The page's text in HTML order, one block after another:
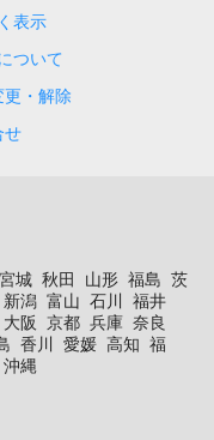
表示
ついて
・解除
せ
宮城 秋田 山形 福島 茨
新潟 富山 石川
福井
大阪 京都 兵庫 奈良
香川 愛媛 高知 福
沖縄